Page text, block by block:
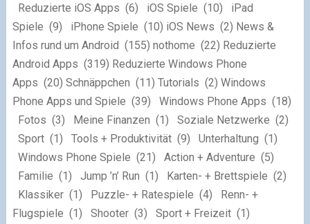
Reduzierte iOS Apps (6) iOS Spiele (10) iPad
Spiele (9) iPhone Spiele (10) iOS News (2) News &
Infos rund um Android (155) nothome (22) Reduzierte
Android Apps (319) Reduzierte Windows Phone
Apps (20) Schnäppchen (11) Tutorials (2) Windows
Phone Apps und Spiele (39) Windows Phone Apps (18)
Fotos (3) Meine Finanzen (1) Soziale Netzwerke (2)
Sport (1) Tools + Produktivität (9) Unterhaltung (1)
Windows Phone Spiele (21) Action + Adventure (5)
Familie (1) Jump ’n’ Run (1) Karten- + Brettspiele (2)
Klassiker (1) Puzzle- + Ratespiele (4) Renn- +
Flugspiele (1) Shooter (3) Sport + Freizeit (1)